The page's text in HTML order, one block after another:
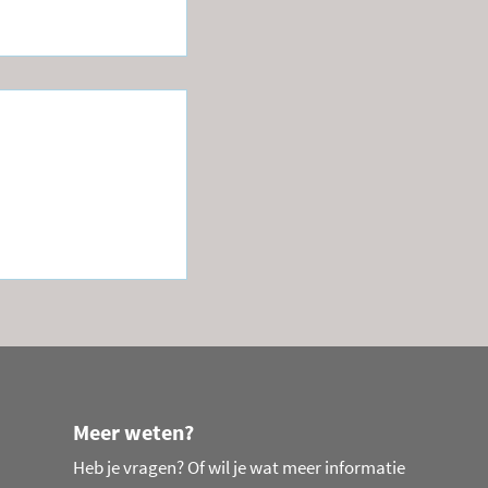
Meer weten?
Heb je vragen? Of wil je wat meer informatie